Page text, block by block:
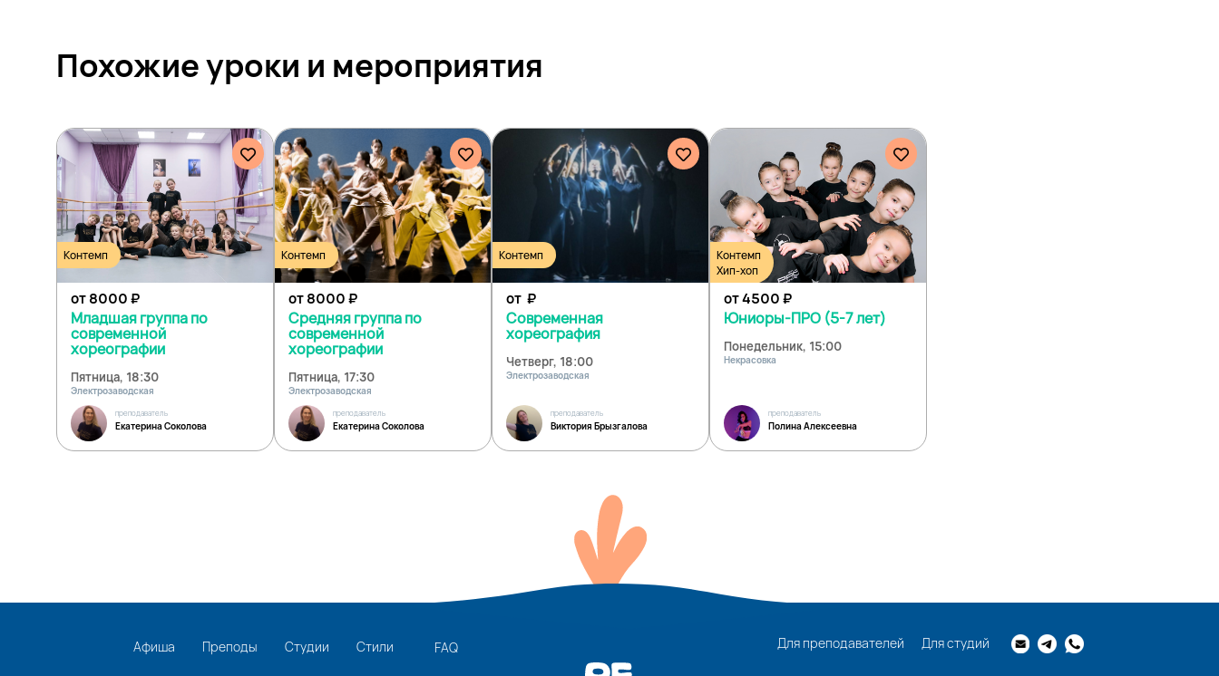
Похожие уроки и мероприятия
Контемп
от 8000₽
Младшая группа по
современной
хореографии
Пятница, 18:30
Электрозаводская
преподаватель
Екатерина Соколова
Контемп
от 8000₽
Средняя группа по
современной
хореографии
Пятница, 17:30
Электрозаводская
преподаватель
Екатерина Соколова
Контемп
от ₽
Современная
хореография
Четверг, 18:00
Электрозаводская
преподаватель
Виктория Брызгалова
Контемп
Хип-хоп
от 4500₽
Юниоры-ПРО (5-7 лет)
Понедельник, 15:00
Некрасовка
преподаватель
Полина Алексеевна
Афиша Преподы Студии Стили FAQ Для преподавателей Для студий